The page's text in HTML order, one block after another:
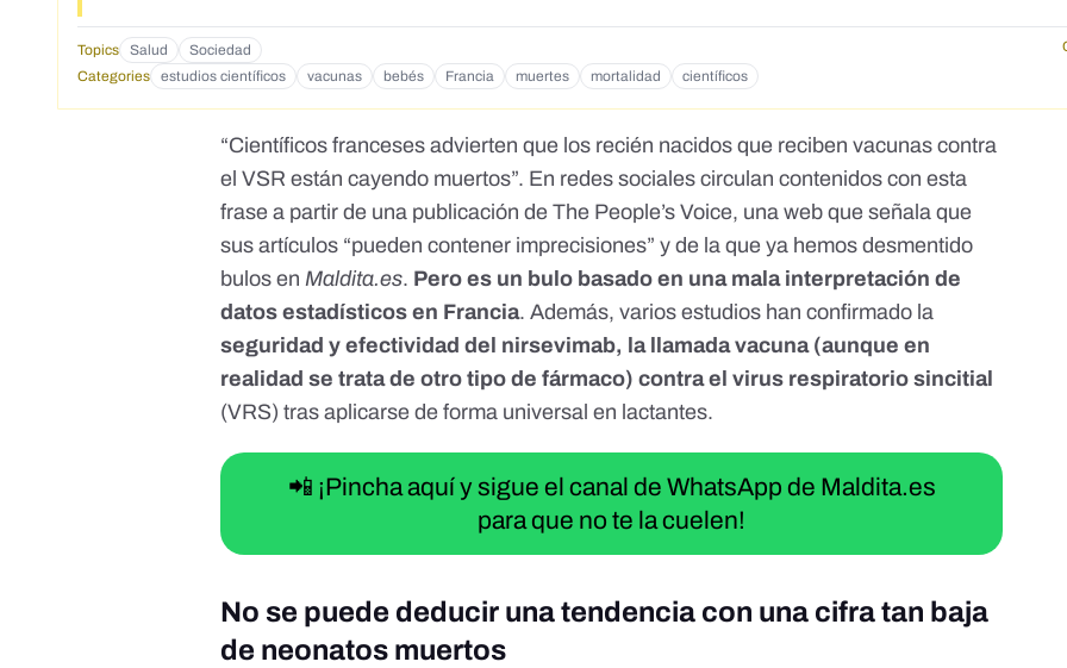
Topics Salud Sociedad
Categories
estudios científicos vacunas bebés Francia muertes mortalidad científicos
“Científicos franceses advierten que los recién nacidos que reciben vacunas contra
el VSR están cayendo muertos”. En redes sociales circulan contenidos con esta
frase a partir de una publicación de The People’s Voice, una web que señala que
sus artículos “pueden contener imprecisiones” y de la queya hemos desmentido
bulos enMaldita.es. Pero es un bulo basado en una mala interpretación de
datos estadísticos en Francia. Además, varios estudios han confirmado la
seguridad y efectividad del nirsevimab, la llamada vacuna (aunque en
realidad se trata de otro tipo de fármaco) contra el virus respiratorio sincitial
(VRS) tras aplicarse de forma universal en lactantes.
📲 ¡Pincha aquí y sigue el canal de WhatsApp de Maldita.es
para que no te la cuelen!
No se puede deducir una tendencia con una cifra tan baja
de neonatos muertos